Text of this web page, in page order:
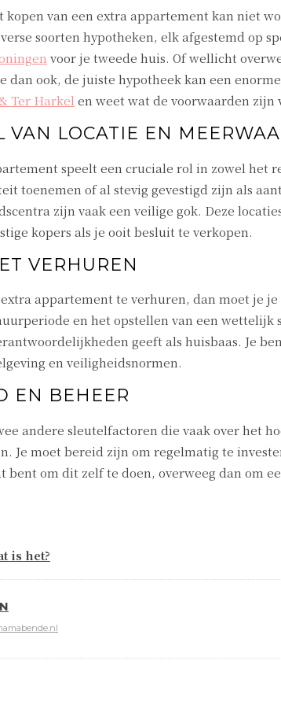
kopen van een extra appartement kan niet
soorten hypotheken, elk afgestemd op
voor je tweede huis. Of wellicht
ook, de juiste hypotheek kan een
Ter Harkel en weet wat de voorwaarden zijn
VAN LOCATIE EN
speelt een cruciale rol in zowel
toenemen of al stevig gevestigd zijn als
zijn vaak een veilige gok. Deze
kopers als je ooit besluit te verkopen.
VERHUREN
appartement te verhuren, dan moet je
en het opstellen van een
geeft als huisbaas. Je
en veiligheidsnormen.
EN BEHEER
andere sleutelfactoren die vaak over het
Je moet bereid zijn om regelmatig te
bent om dit zelf te doen, overweeg dan om
is het?